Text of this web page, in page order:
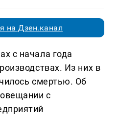
на Дзен.канал
с начала года
Из них в
смертью. Об
с